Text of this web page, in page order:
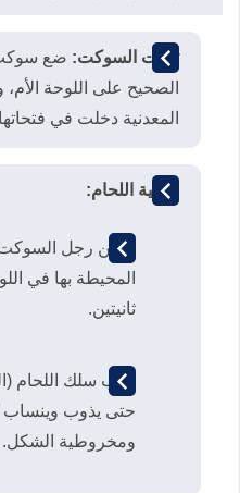
تثبيت السوكت: ضع سوكت
الصحيح على اللوحة
المعدنية دخلت في
عملية اللحام:
سخّن رجل السوكت
المحيطة بها في
ثانيتين.
قرّب سلك اللحام
حتى يذوب وينساب
ومخروطية الشكل.